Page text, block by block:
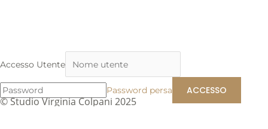
© Studio Virginia Colpani 2025
Accesso Utente
Password persa